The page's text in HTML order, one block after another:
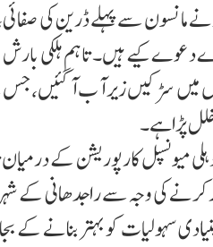
مانسون سے پہلے ڈرین کی
کیے ہیں۔ تاہم ہلکی بارش
ں میں سڑکیں زیر آب آ گئیں،
پڑاہے۔
دہلی میونسپل کارپوریشن کے
کی وجہ سے راجدھانی کے
سہولیات کو بہتر بنانے کے